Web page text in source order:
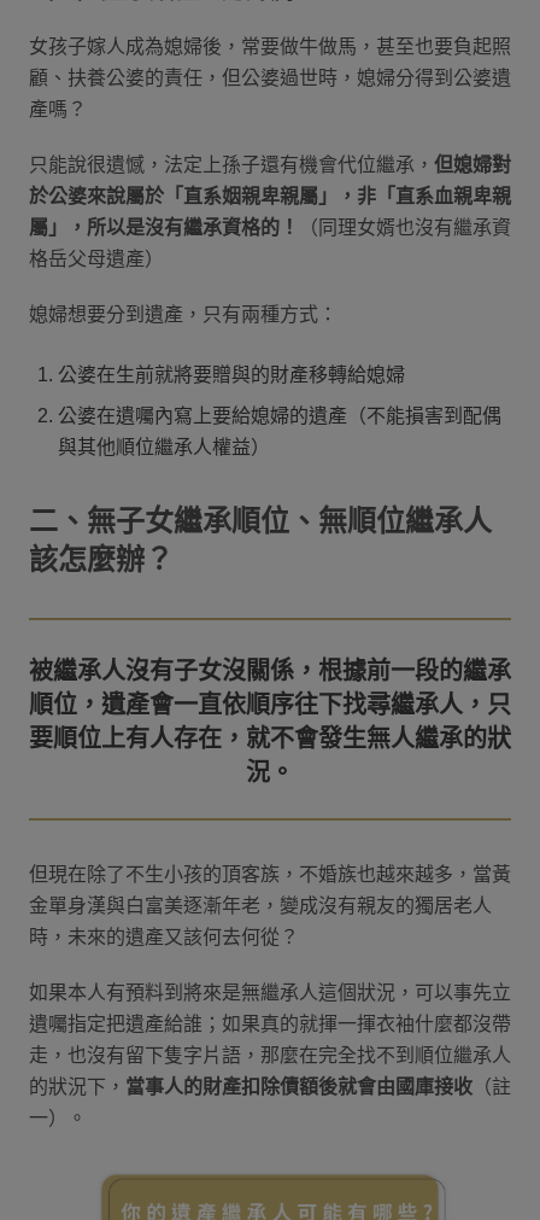
女孩子嫁人成為媳婦後，常要做牛做馬，甚至也要負起照
顧、扶養公婆的責任，但公婆過世時，媳婦分得到公婆遺
產嗎？
只能說很遺憾，法定上孫子還有機會代位繼承， 但媳婦對
於公婆來說屬於「直系姻親卑親屬」，非「直系血親卑親
屬」，所以是沒有繼承資格的！
（同理女婿也沒有繼承資
格岳父母遺產）
媳婦想要分到遺產，只有兩種方式：
公婆在生前就將要贈與的財產移轉給媳婦
公婆在遺囑內寫上要給媳婦的遺產（不能損害到配偶
與其他順位繼承人權益）
二、無子女繼承順位、無順位繼承人
該怎麼辦？
被繼承人沒有子女沒關係，根據前一段的繼承
順位，遺產會一直依順序往下找尋繼承人，只
要順位上有人存在，就不會發生無人繼承的狀
但現在除了不生小孩的頂客族，不婚族也越來越多，當黃
金單身漢與白富美逐漸年老，變成沒有親友的獨居老人
時，未來的遺產又該何去何從？
如果本人有預料到將來是無繼承人這個狀況，可以事先立
遺囑指定把遺產給誰；如果真的就揮一揮衣袖什麼都沒帶
走，也沒有留下隻字片語，那麼在完全找不到順位繼承人
的狀況下， 當事人的財產扣除債額後就會由國庫接收 （註
一）。